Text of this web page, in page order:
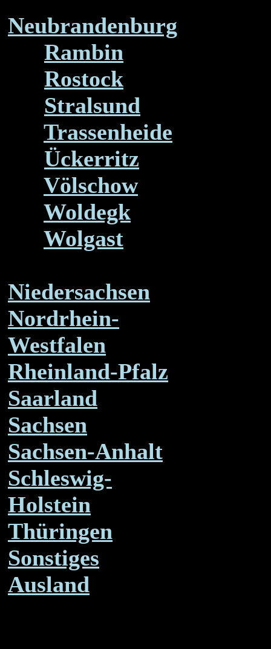
Neubrandenburg
Rambin
Rostock
Stralsund
Trassenheide
Ückerritz
Völschow
Woldegk
Wolgast
Niedersachsen
Nordrhein-
Westfalen
Rheinland-Pfalz
Saarland
Sachsen
Sachsen-Anhalt
Schleswig-
Holstein
Thüringen
Sonstiges
Ausland